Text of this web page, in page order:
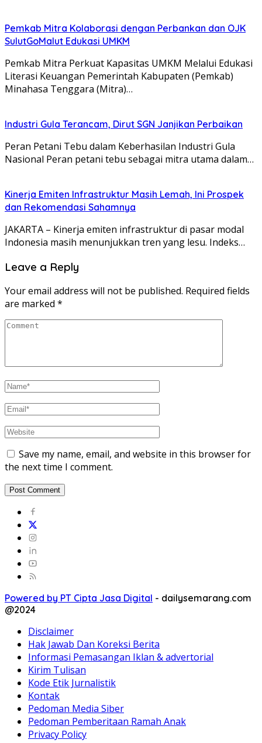
Pemkab Mitra Kolaborasi dengan Perbankan dan OJK
SulutGoMalut Edukasi UMKM
Pemkab Mitra Perkuat Kapasitas UMKM Melalui Edukasi
Literasi Keuangan Pemerintah Kabupaten (Pemkab)
Minahasa Tenggara (Mitra)…
Industri Gula Terancam, Dirut SGN Janjikan Perbaikan
Peran Petani Tebu dalam Keberhasilan Industri Gula
Nasional Peran petani tebu sebagai mitra utama dalam…
Kinerja Emiten Infrastruktur Masih Lemah, Ini Prospek
dan Rekomendasi Sahamnya
JAKARTA – Kinerja emiten infrastruktur di pasar modal
Indonesia masih menunjukkan tren yang lesu. Indeks…
Leave a Reply
Your email address will not be published. Required fields
are marked *
Save my name, email, and website in this browser for
the next time I comment.
Powered by PT Cipta Jasa Digital - dailysemarang.com
@2024
Disclaimer
Hak Jawab Dan Koreksi Berita
Informasi Pemasangan Iklan & advertorial
Kirim Tulisan
Kode Etik Jurnalistik
Kontak
Pedoman Media Siber
Pedoman Pemberitaan Ramah Anak
Privacy Policy